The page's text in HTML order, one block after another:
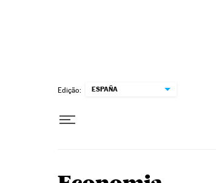
Edição: ESPAÑA